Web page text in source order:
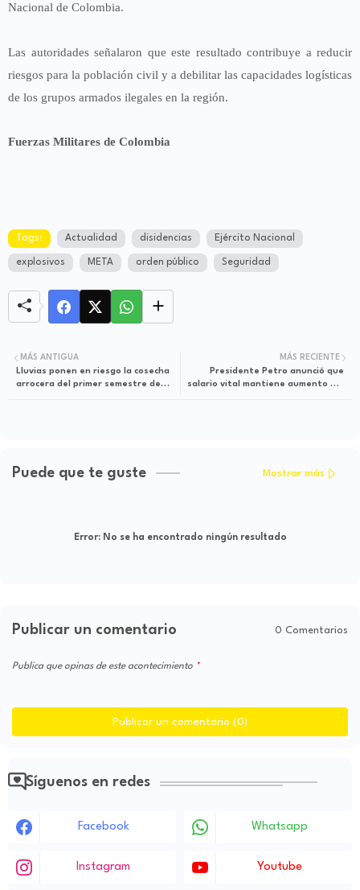
Nacional de Colombia.
Las autoridades señalaron que este resultado contribuye a reducir
riesgos para la población civil y a debilitar las capacidades logísticas
de los grupos armados ilegales en la región.
Fuerzas Militares de Colombia
Tags: Actualidad disidencias Ejército Nacional
explosivos META orden público Seguridad
MÁS RECIENTE
Presidente Petro anunció que
salario vital mantiene aumento del
MÁS ANTIGUA
Lluvias ponen en riesgo la cosecha
arrocera del primer semestre de
Puede que te guste Mostrar más
Error:No se ha encontrado ningún resultado
Publicar un comentario 0 Comentarios
Publica que opinas de este acontecimiento
Publicar un comentario (0)
Síguenos en redes
Facebook Whatsapp
Instagram Youtube